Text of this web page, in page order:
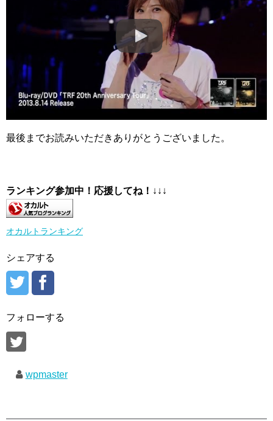
最後までお読みいただきありがとうございました。
ランキング参加中！応援してね！ ↓↓↓
オカルトランキング
シェアする
フォローする
wpmaster